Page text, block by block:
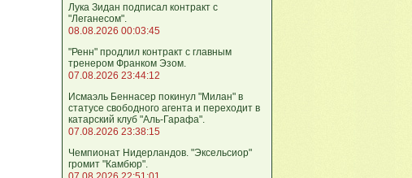
Лука Зидан подписал контракт с
"Леганесом".
08.08.2026 00:03:45
"Ренн" продлил контракт с главным
тренером Франком Эзом.
07.08.2026 23:44:12
Исмаэль Беннасер покинул "Милан" в
статусе свободного агента и переходит в
катарский клуб "Аль-Гарафа".
07.08.2026 23:38:15
Чемпионат Нидерландов. "Эксельсиор"
громит "Камбюр".